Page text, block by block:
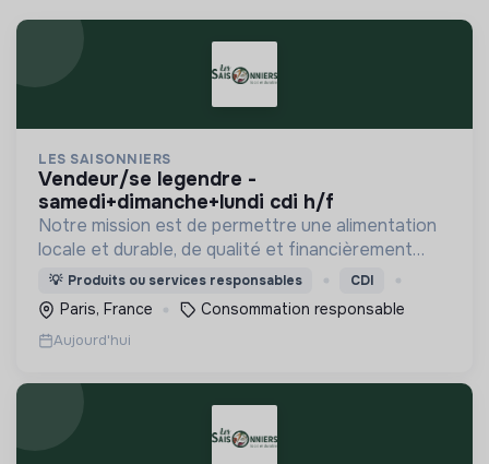
LES SAISONNIERS
vendeur/se legendre -
samedi+dimanche+lundi cdi h/f
Notre mission est de permettre une alimentation
locale et durable, de qualité et financièrement
abordable.
💡 Produits ou services responsables CDI
Paris, France Consommation responsable
Aujourd'hui